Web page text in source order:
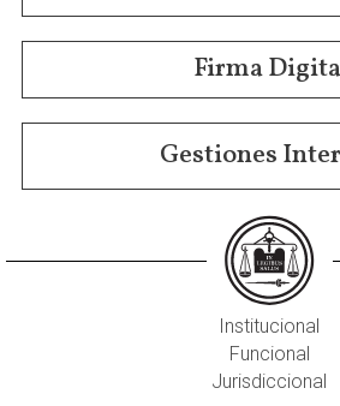
Firma
Gestiones
Institucional
Funcional
Jurisdiccional